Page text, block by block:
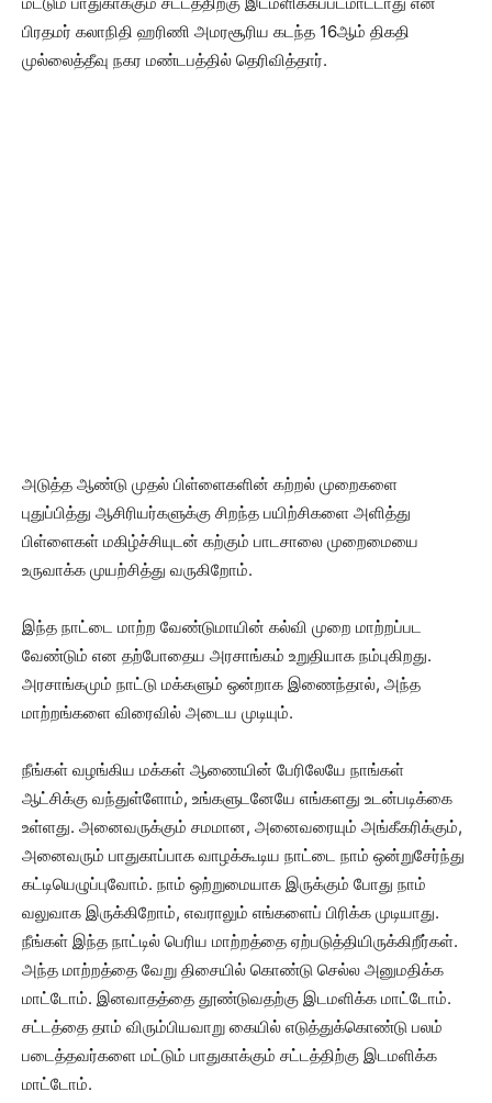
பிரதமர் கலாநிதி ஹரிணி அமரசூரிய கடந்த 16ஆம் திகதி
முல்லைத்தீவு நகர மண்டபத்தில் தெரிவித்தார்.
அடுத்த ஆண்டு முதல் பிள்ளைகளின் கற்றல் முறைகளை
புதுப்பித்து ஆசிரியர்களுக்கு சிறந்த பயிற்சிகளை அளித்து
பிள்ளைகள் மகிழ்ச்சியுடன் கற்கும் பாடசாலை முறைமையை
உருவாக்க முயற்சித்து வருகிறோம்.
இந்த நாட்டை மாற்ற வேண்டுமாயின் கல்வி முறை மாற்றப்பட
வேண்டும் என தற்போதைய அரசாங்கம் உறுதியாக நம்புகிறது.
அரசாங்கமும் நாட்டு மக்களும் ஒன்றாக இணைந்தால், அந்த
மாற்றங்களை விரைவில் அடைய முடியும்.
நீங்கள் வழங்கிய மக்கள் ஆணையின் பேரிலேயே நாங்கள்
ஆட்சிக்கு வந்துள்ளோம், உங்களுடனேயே எங்களது உடன்படிக்கை
உள்ளது. அனைவருக்கும் சமமான, அனைவரையும் அங்கீகரிக்கும்,
அனைவரும் பாதுகாப்பாக வாழக்கூடிய நாட்டை நாம் ஒன்றுசேர்ந்து
கட்டியெழுப்புவோம். நாம் ஒற்றுமையாக இருக்கும் போது நாம்
வலுவாக இருக்கிறோம், எவராலும் எங்களைப் பிரிக்க முடியாது.
நீங்கள் இந்த நாட்டில் பெரிய மாற்றத்தை ஏற்படுத்தியிருக்கிறீர்கள்.
அந்த மாற்றத்தை வேறு திசையில் கொண்டு செல்ல அனுமதிக்க
மாட்டோம். இனவாதத்தை தூண்டுவதற்கு இடமளிக்க மாட்டோம்.
சட்டத்தை தாம் விரும்பியவாறு கையில் எடுத்துக்கொண்டு பலம்
படைத்தவர்களை மட்டும் பாதுகாக்கும் சட்டத்திற்கு இடமளிக்க
மாட்டோம்.